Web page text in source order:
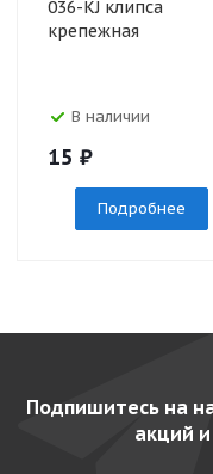
036-KJ клипса
крепежная
В наличии
15 ₽
Подробнее
Подпишитесь на
акций